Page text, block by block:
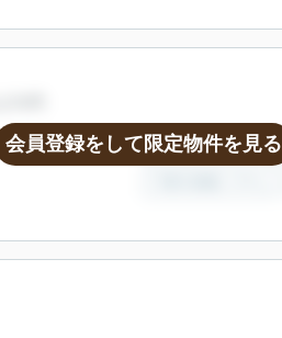
会員登録をして限定物件を見る